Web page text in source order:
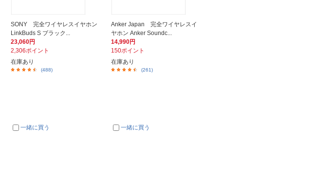
SONY 完全ワイヤレスイヤホン
LinkBuds S ブラック...
23,060円
2,306ポイント
在庫あり
(488)
一緒に買う
Anker Japan 完全ワイヤレスイ
ヤホン Anker Soundc...
14,990円
150ポイント
在庫あり
(261)
一緒に買う